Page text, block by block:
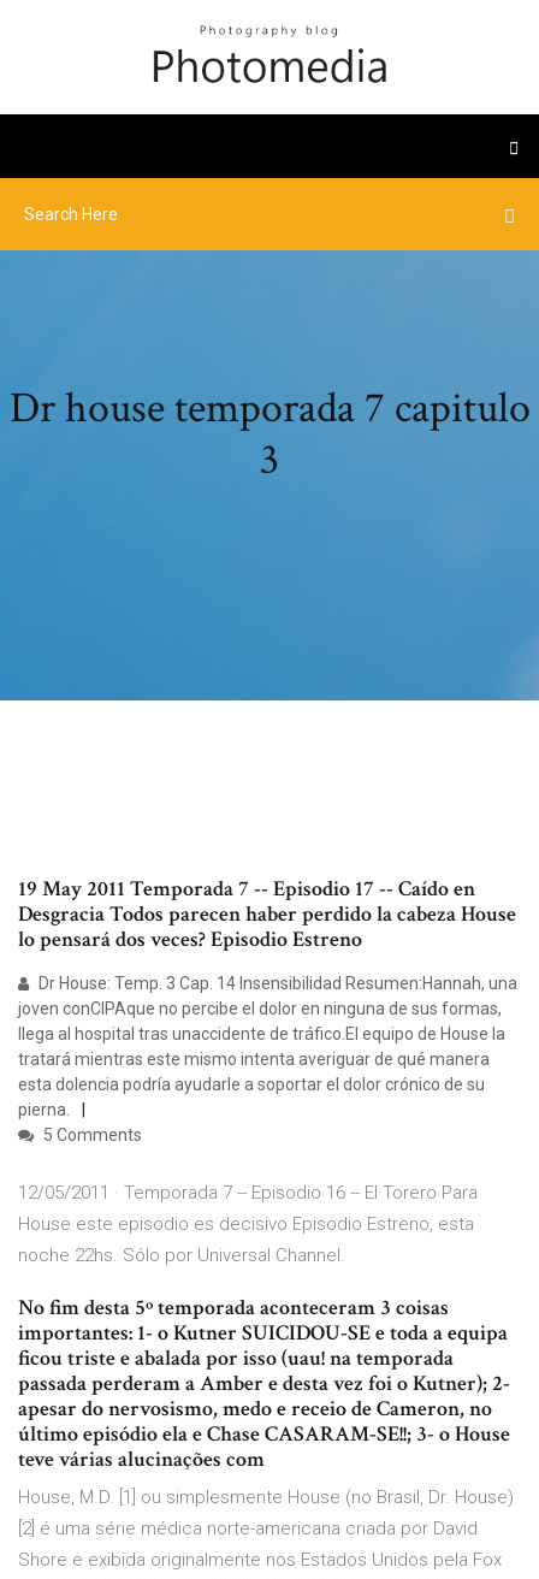
Dr house temporada 7 capitulo
3
19 May 2011 Temporada 7 -- Episodio 17 -- Caído en
Desgracia Todos parecen haber perdido la cabeza House
lo pensará dos veces? Episodio Estreno
Dr House: Temp. 3 Cap. 14 Insensibilidad Resumen:Hannah, una
joven conCIPAque no percibe el dolor en ninguna de sus formas,
llega al hospital tras unaccidente de tráfico.El equipo de House la
tratará mientras este mismo intenta averiguar de qué manera
esta dolencia podría ayudarle a soportar el dolor crónico de su
pierna.
5 Comments
12/05/2011 · Temporada 7 -- Episodio 16 -- El Torero Para
House este episodio es decisivo Episodio Estreno, esta
noche 22hs. Sólo por Universal Channel.
No fim desta 5º temporada aconteceram 3 coisas
importantes: 1- o Kutner SUICIDOU-SE e toda a equipa
ficou triste e abalada por isso (uau! na temporada
passada perderam a Amber e desta vez foi o Kutner); 2-
apesar do nervosismo, medo e receio de Cameron, no
último episódio ela e Chase CASARAM-SE!!; 3- o House
teve várias alucinações com
House, M.D. [1] ou simplesmente House (no Brasil, Dr. House)
[2] é uma série médica norte-americana criada por David
Shore e exibida originalmente nos Estados Unidos pela Fox